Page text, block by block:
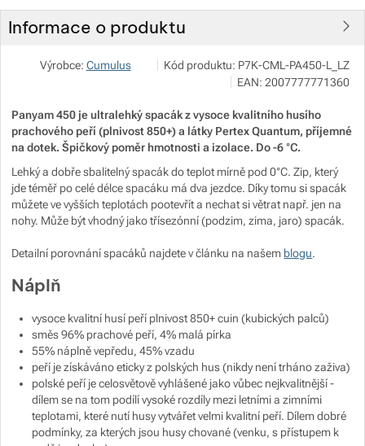
Informace o produktu
Výrobce: Cumulus Zobrazit více
Pod 7 kilo
Milady Horákové 546/50, 17000 Praha
info@pod7kilo.cz
Kód produktu: P7K-CML-PA450-L_LZ
EAN: 2007777771360
Panyam 450 je ultralehký spacák z vysoce kvalitního husího
prachového peří (plnivost 850+) a látky Pertex Quantum, příjemné
na dotek. Špičkový poměr hmotnosti a izolace. Do -6 °C.
Lehký a dobře sbalitelný spacák do teplot mírně pod 0°C. Zip, který
jde téměř po celé délce spacáku má dva jezdce. Díky tomu si spacák
můžete ve vyšších teplotách pootevřít a nechat si větrat např. jen na
nohy. Může být vhodný jako třísezónní (podzim, zima, jaro) spacák.
Detailní porovnání spacáků najdete v článku na našem blogu.
Náplň
vysoce kvalitní husí peří plnivost 850+ cuin (kubických palců)
směs 96% prachové peří, 4% malá pírka
55% náplně vepředu, 45% vzadu
peří je získáváno eticky z polských hus (nikdy není trháno zaživa)
polské peří je celosvětově vyhlášené jako vůbec nejkvalitnější -
dílem se na tom podílí vysoké rozdíly mezi letními a zimními
teplotami, které nutí husy vytvářet velmi kvalitní peří. Dílem dobré
podmínky, za kterých jsou husy chované (venku, s přístupem k
Zobrazit více
Zobrazit více
Zobrazit více